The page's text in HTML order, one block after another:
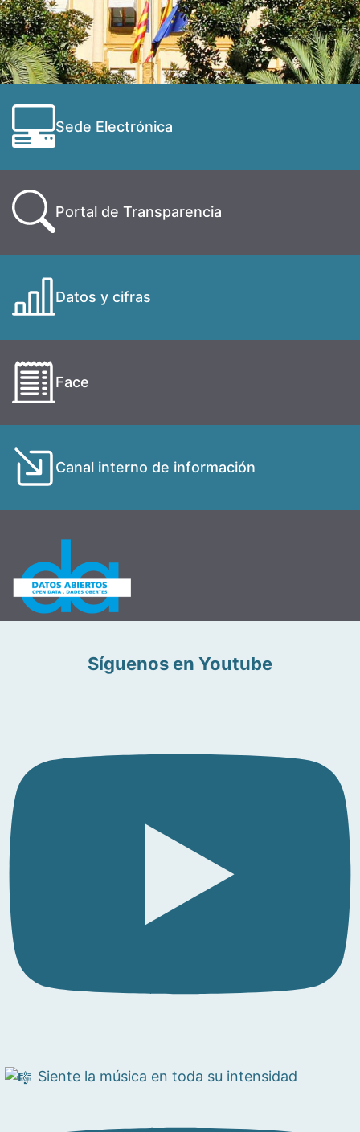
Sede Electrónica
Portal de Transparencia
Datos y cifras
Face
Canal interno de información
Síguenos en Youtube
Siente la música en toda su intensidad